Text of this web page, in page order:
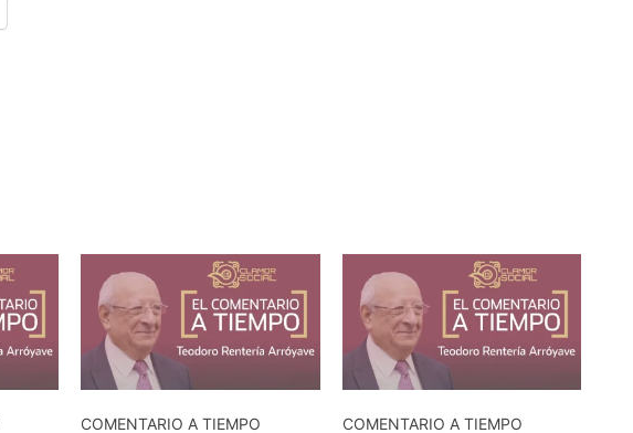
COMENTARIO A TIEMPO COMENTARIO A TIEMPO